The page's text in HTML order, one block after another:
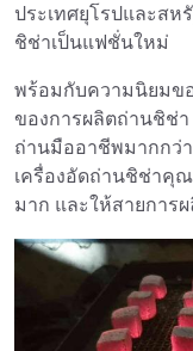
ประเทศยุโรปและสห
ชิช่าเป็นแฟชั่นใหม่
พร้อมกับความนิยมข
ของการผลิตถ่านชิช่า
ถ่านมืออาชีพมากกว่า
เครื่องอัดถ่านชิช่าคุ
มาก และให้สายการ